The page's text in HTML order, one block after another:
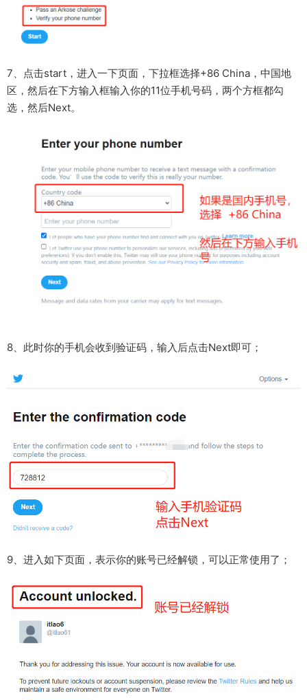
7、点击start，进入一下页面，下拉框选择+86 China，中国地
区，然后在下方输入框输入你的11位手机号码，两个方框都勾
选，然后Next。
8、此时你的手机会收到验证码，输入后点击Next即可；
9、进入如下页面，表示你的账号已经解锁，可以正常使用了；